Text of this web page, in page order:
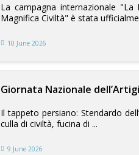
La campagna internazionale
Magnifica Civiltà" è stata
10 June 2026
Giornata Nazionale
Il tappeto persiano: Stendardo
culla di civiltà, fucina di ...
9 June 2026